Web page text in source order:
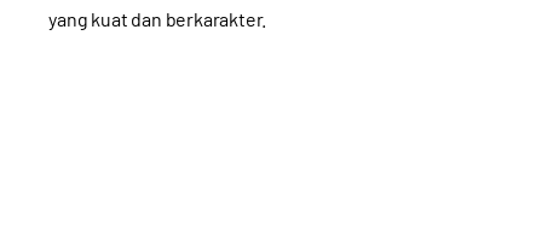
yang kuat dan berkarakter.